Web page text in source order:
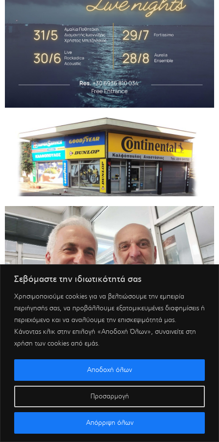
Σεβόμαστε την ιδιωτικότητά σας
Χρησιμοποιούμε cookies για να βελτιώσουμε την εμπειρία
περιήγησής σας, να προβάλλουμε εξατομικευμένες διαφημίσεις ή
περιεχόμενο και να αναλύουμε την επισκεψιμότητά μας.
Κάνοντας κλικ στην επιλογή «Αποδοχή Όλων», συναινείτε στη
χρήση των cookies από εμάς.
Προσαρμογή
Απόρριψη όλων
Αποδοχή όλων